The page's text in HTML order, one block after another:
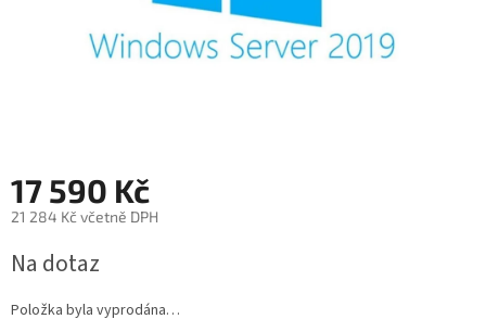
17 590 Kč
21 284 Kč včetně DPH
cena:
Na dotaz
Položka byla vyprodána…